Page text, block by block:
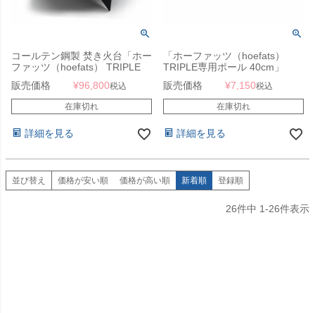
コールテン鋼製 焚き火台「ホー
ファッツ（hoefats） TRIPLE
ファイヤーボウル 120cm」
販売価格 ¥96,800税込
在庫切れ
詳細を見る
「ホーファッツ（hoefats）
TRIPLE専用ポール 40cm」
販売価格
¥7,150税込
在庫切れ
詳細を見る
並び替え 価格が安い順 価格が高い順 新着順 登録順
26件中 1-26件表示